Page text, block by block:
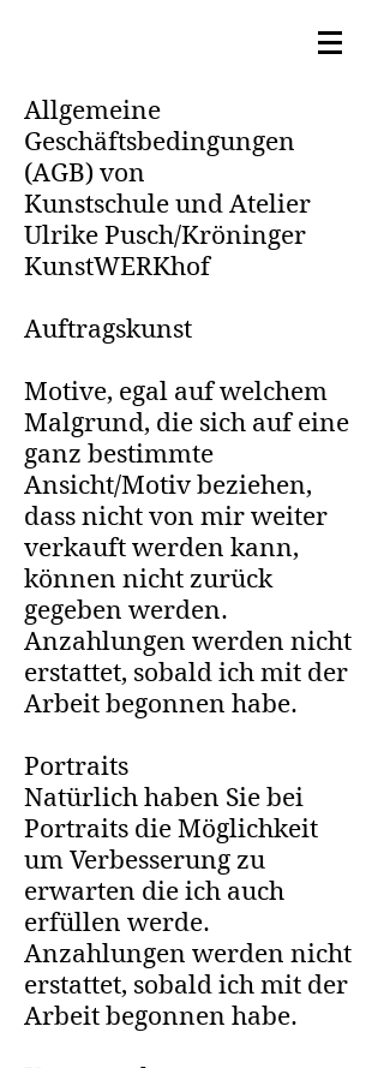
Allgemeine
Geschäftsbedingungen
(AGB) von
Kunstschule und Atelier
Ulrike Pusch/Kröninger
KunstWERKhof
Auftragskunst
Motive, egal auf welchem
Malgrund, die sich auf eine
ganz bestimmte
Ansicht/Motiv beziehen,
dass nicht von mir weiter
verkauft werden kann,
können nicht zurück
gegeben werden.
Anzahlungen werden nicht
erstattet, sobald ich mit der
Arbeit begonnen habe.
Portraits
Natürlich haben Sie bei
Portraits die Möglichkeit
um Verbesserung zu
erwarten die ich auch
erfüllen werde.
Anzahlungen werden nicht
erstattet, sobald ich mit der
Arbeit begonnen habe.